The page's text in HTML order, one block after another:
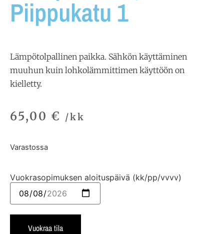
Piippukatu 1
Lämpötolpallinen paikka. Sähkön käyttäminen
muuhun kuin lohkolämmittimen käyttöön on
kielletty.
65,00 € /kk
Varastossa
Vuokrasopimuksen aloituspäivä (kk/pp/vvvv)
Vuokraa tila